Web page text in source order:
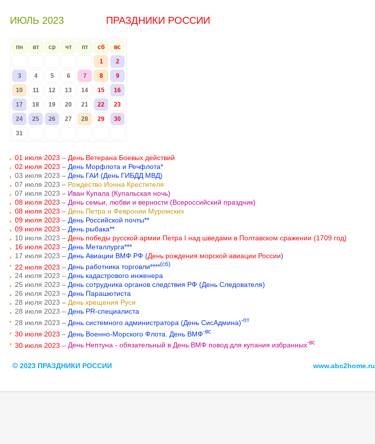
ИЮЛЬ 2023 ПРАЗДНИКИ РОССИИ
пн вт ср чт пт сб вс
1 2
3 4 5 6 7 8 9
10 11 12 13 14 15 16
17 18 19 20 21 22 23
24 25 26 27 28 29 30
31
01 июля 2023 – День Ветерана Боевых действий
02 июля 2023 – День Морфлота и Речфлота*
03 июля 2023 – День ГАИ (День ГИБДД МВД)
07 июля 2023 – Рождество Ионна Крестителя
07 июля 2023 – Иван Купала (Купальская ночь)
08 июля 2023 – День семьи, любви и верности (Всероссийский праздник)
08 июля 2023 – День Петра и Февронии Муромских
09 июля 2023 – День Российской почты**
09 июля 2023 – День рыбака**
10 июля 2023 – День победы русской армии Петра I над шведами в Полтавском сражении (1709 год)
16 июля 2023 – День Металлурга***
17 июля 2023 – День Авиации ВМФ РФ (День рождения морской авиации России)
22 июля 2023 – День работника торговли****(сб)
24 июля 2023 – День кадастрового инженера
25 июля 2023 – День сотрудника органов следствия РФ (День Следователя)
26 июля 2023 – День Парашютиста
28 июля 2023 – День крещения Руси
28 июля 2023 – День PR-специалиста
28 июля 2023 – День системного администратора (День СисАдмина)-пт
30 июля 2023 – День Военно-Морского Флота. День ВМФ-вс
30 июля 2023 – День Нептуна - обязательный в День ВМФ повод для купания избранных-вс
2023 ПРАЗДНИКИ РОССИИ www.abc2home.ru